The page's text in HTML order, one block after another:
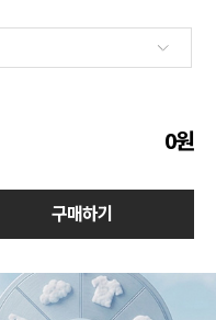
0원
구매하기